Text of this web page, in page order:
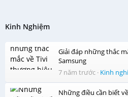
Kinh Nghiệm
Giải đáp những thắc
Samsung
7 năm trước · Kinh
Những điều cần biết